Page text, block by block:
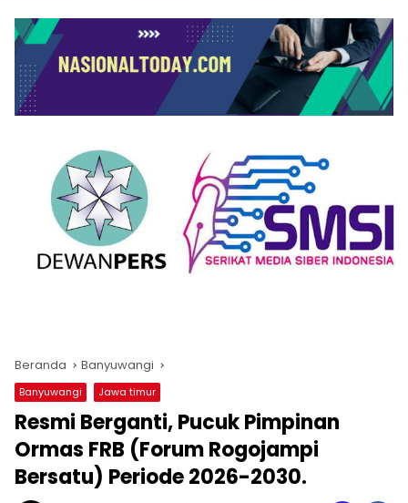
Beranda Banyuwangi
Banyuwangi Jawa timur
Resmi Berganti, Pucuk Pimpinan
Ormas FRB (Forum Rogojampi
Bersatu) Periode 2026-2030.